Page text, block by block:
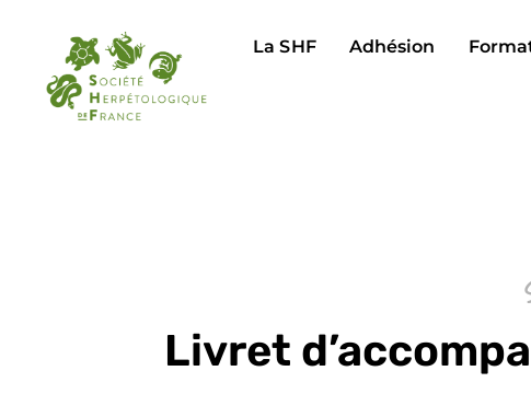
La SHF Adhésion
Livret